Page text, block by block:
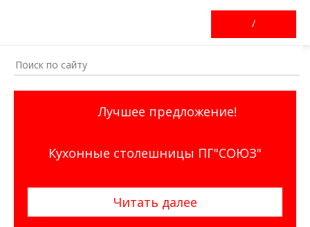
/
Лучшее предложение!
Кухонные столешницы ПГ"СОЮЗ"
Читать далее